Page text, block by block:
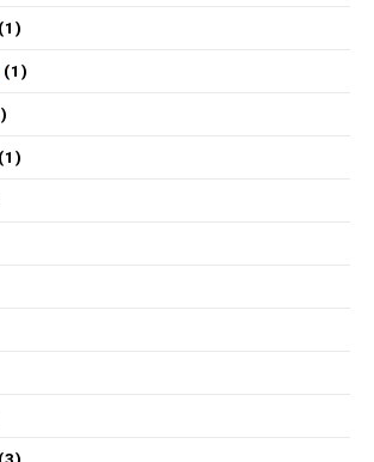
(1)
(1)
(1)